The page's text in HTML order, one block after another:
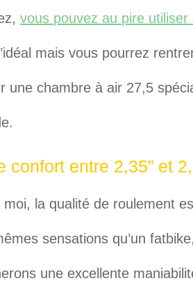
vous pouvez au pire
mais vous pourrez
une chambre à air 27,5
confort entre 2,35” et
moi, la qualité de roulement
sensations qu’un
une excellente